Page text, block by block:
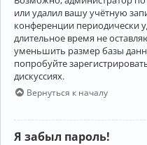
или удалил вашу учётную
конференции периодически
длительное время не
уменьшить размер базы
попробуйте
дискуссиях.
Вернуться к началу
Я забыл пароль!